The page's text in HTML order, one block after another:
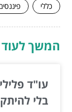
כללי
המשך לעוד
עו"ד
בלי